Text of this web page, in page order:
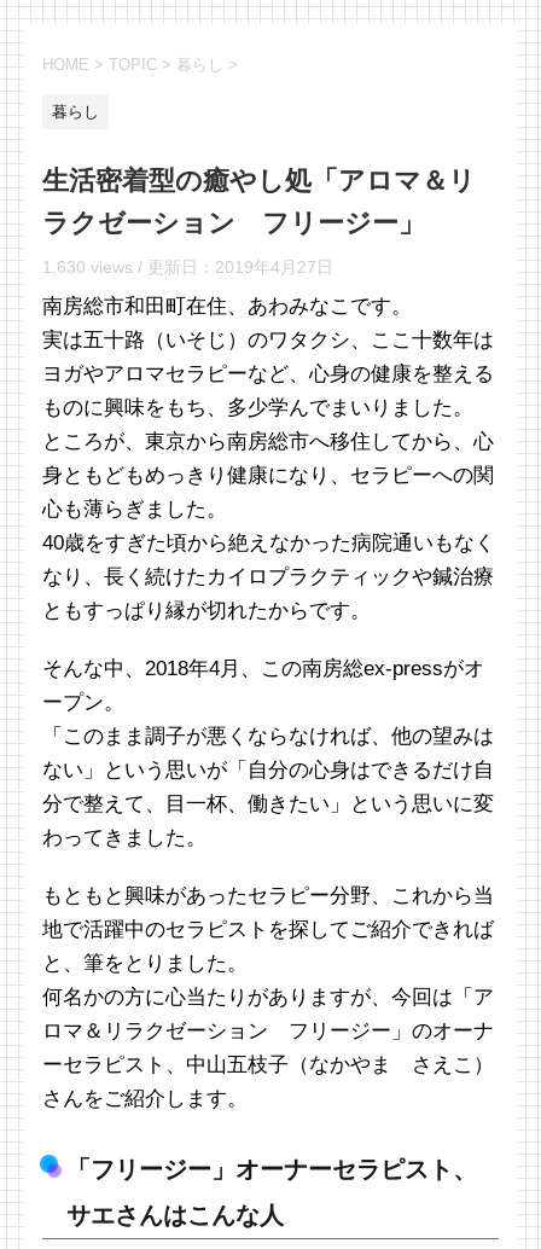
HOME > TOPIC > 暮らし >
暮らし
生活密着型の癒やし処「アロマ＆リ
ラクゼーション フリージー」
1,630 views / 更新日： 2019年4月27日
南房総市和田町在住、あわみなこです。
実は五十路（いそじ）のワタクシ、ここ十数年は
ヨガやアロマセラピーなど、心身の健康を整える
ものに興味をもち、多少学んでまいりました。
ところが、東京から南房総市へ移住してから、心
身ともどもめっきり健康になり、セラピーへの関
心も薄らぎました。
40歳をすぎた頃から絶えなかった病院通いもなく
なり、長く続けたカイロプラクティックや鍼治療
ともすっぱり縁が切れたからです。
そんな中、2018年4月、この南房総ex-pressがオ
ープン。
「このまま調子が悪くならなければ、他の望みは
ない」という思いが「自分の心身はできるだけ自
分で整えて、目一杯、働きたい」という思いに変
わってきました。
もともと興味があったセラピー分野、これから当
地で活躍中のセラピストを探してご紹介できれば
と、筆をとりました。
何名かの方に心当たりがありますが、今回は「ア
ロマ＆リラクゼーション フリージー」のオーナ
ーセラピスト、中山五枝子（なかやま さえこ）
さんをご紹介します。
「フリージー」オーナーセラピスト、
サエさんはこんな人